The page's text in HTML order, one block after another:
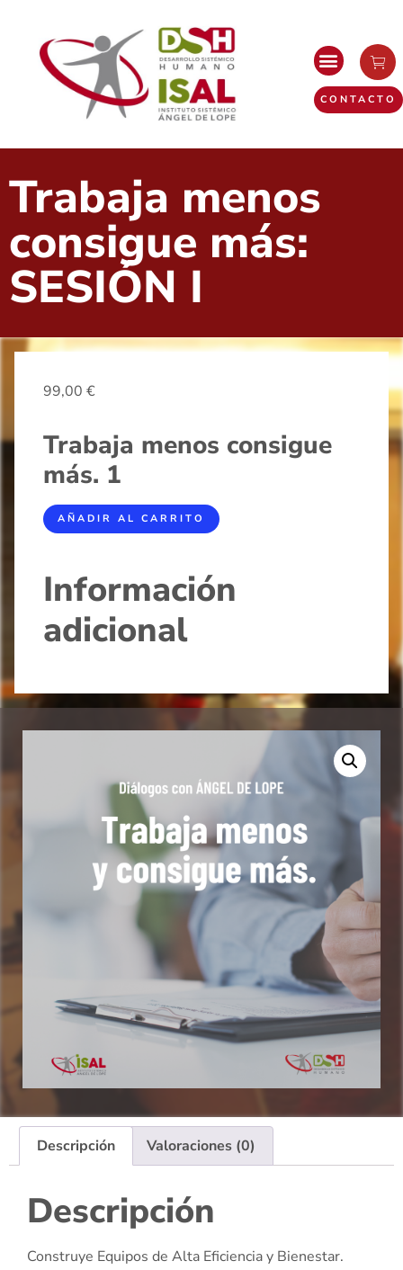
CONTACTO
Trabaja menos
consigue más:
SESIÓN I
99,00 €
Trabaja menos consigue
más. 1
AÑADIR AL CARRITO
Información
adicional
Descripción Valoraciones (0)
Descripción
Construye Equipos de Alta Eficiencia y Bienestar.